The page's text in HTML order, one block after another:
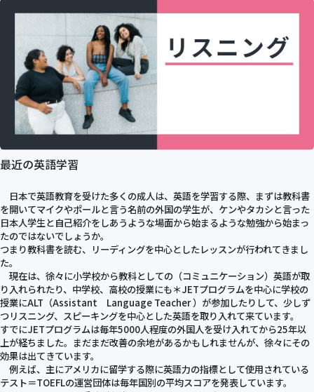
最近の英語学習
日本で英語教育を受けた多くの成人は、英語を学習する際、まずは教科書
を開いてマイクやポールと言う名前の外国の学生が、ケンやタカシと言った
日本人学生と自己紹介をしあうような場面から始まるような勉強から始まっ
たのではないでしょうか。
つまり教科書を読む、リーディングを中心としたレッスンが行われてきまし
た。
現在は、徐々に小学校から教科としての（コミュニケーション）英語が取
り入れられたり、中学校、高校の授業にも＊JETプログラムを中心に学校の
授業にALT（Assistant Language Teacher ）が参加したりして、少しず
つリスニング、スピーキングを中心とした英語を取り入れて来ています。
すでにJETプログラムは毎年5000人程度の外国人を受け入れてから25年以
上が経ちました。まだまだ改善の余地があるかもしれませんが、徐々にその
効果は出てきています。
例えば、主にアメリカに留学する際に英語力の指標として使用されている
テスト＝TOEFLの運営団体は毎年国別の平均スコアを発表しています。